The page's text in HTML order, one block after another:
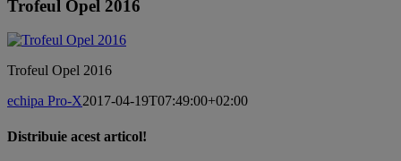
Trofeul Opel 2016
Trofeul Opel 2016
echipa Pro-X2017-04-19T07:49:00+02:00
Distribuie acest articol!